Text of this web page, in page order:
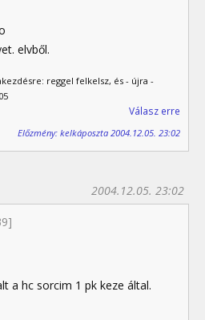
elvből.
reggel felkelsz, és - újra -
Válasz erre
Előzmény: kelkáposzta 2004.12.05. 23:02
2004.12.05. 23:02
a hc sorcim 1 pk keze által.